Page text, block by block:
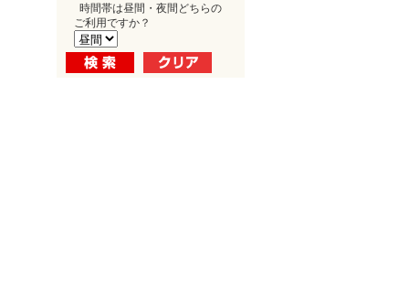
時間帯は昼間・夜間どちらの
ご利用ですか？